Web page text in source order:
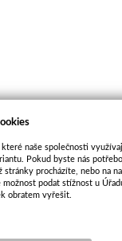
naše společnosti
Pokud byste nás
procházíte, nebo na
podat stížnost u
obratem vyřešit.